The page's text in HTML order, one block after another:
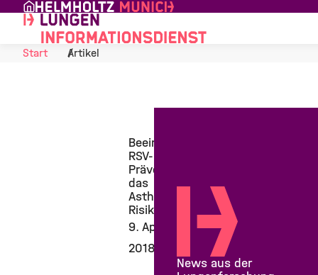
Skip to Content
Start Artikel
Beeinflusst
RSV-
Prävention
das
Asthma-
Risiko?
9. April
2018
News aus der